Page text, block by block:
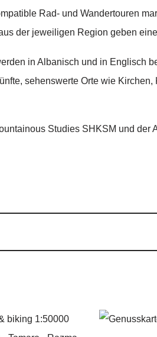
Rad- und Wandertouren
der jeweiligen Region geben
in Albanisch und in Englisch
sehenswerte Orte wie Kirchen,
Studies SHKSM und der